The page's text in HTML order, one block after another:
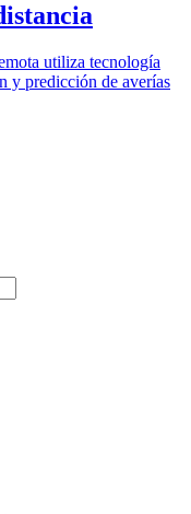
utiliza tecnología
y predicción de averías